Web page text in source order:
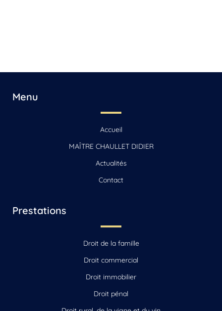
Menu
Accueil
MAÎTRE CHAULLET DIDIER
Actualités
Contact
Prestations
Droit de la famille
Droit commercial
Droit immobilier
Droit pénal